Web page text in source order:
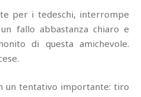
per i tedeschi, interrompe
fallo abbastanza chiaro e
di questa amichevole.
un tentativo importante: tiro